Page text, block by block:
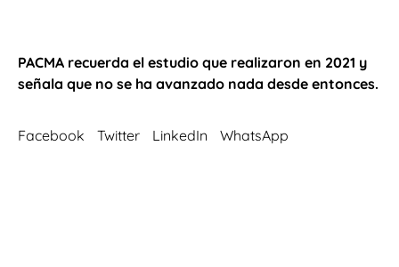
PACMA recuerda el estudio que realizaron en 2021 y
señala que no se ha avanzado nada desde entonces.
Facebook Twitter LinkedIn WhatsApp